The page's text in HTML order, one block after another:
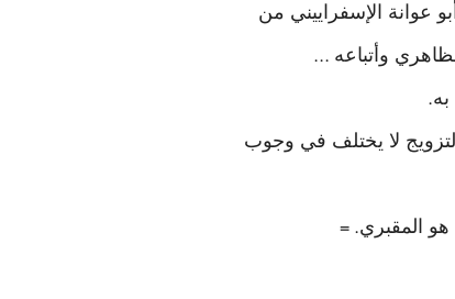
٣٤١): أنه يجب، وبذلك قال أبو عوانة الإسفراييني من
وأتباعه ...
.
لا يختلف في وجوب
. =